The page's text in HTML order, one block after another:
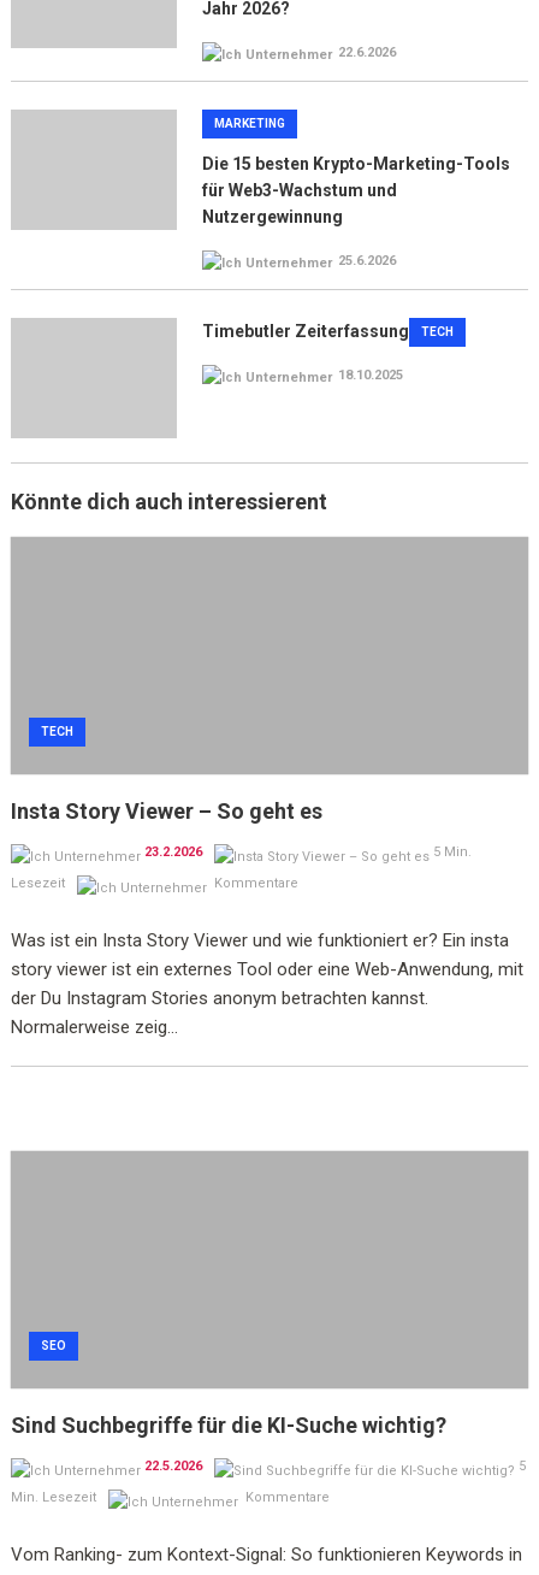
Jahr 2026?
22.6.2026
MARKETING
Die 15 besten Krypto-Marketing-Tools
für Web3-Wachstum und
Nutzergewinnung
25.6.2026
TECH
Timebutler Zeiterfassung
18.10.2025
Könnte dich auch interessierent
TECH
Insta Story Viewer – So geht es
23.2.2026
5 Min.
Lesezeit
Kommentare
Was ist ein Insta Story Viewer und wie funktioniert er? Ein insta
story viewer ist ein externes Tool oder eine Web-Anwendung, mit
der Du Instagram Stories anonym betrachten kannst.
Normalerweise zeig...
SEO
Sind Suchbegriffe für die KI-Suche wichtig?
22.5.2026
5
Min. Lesezeit
Kommentare
Vom Ranking- zum Kontext-Signal: So funktionieren Keywords in